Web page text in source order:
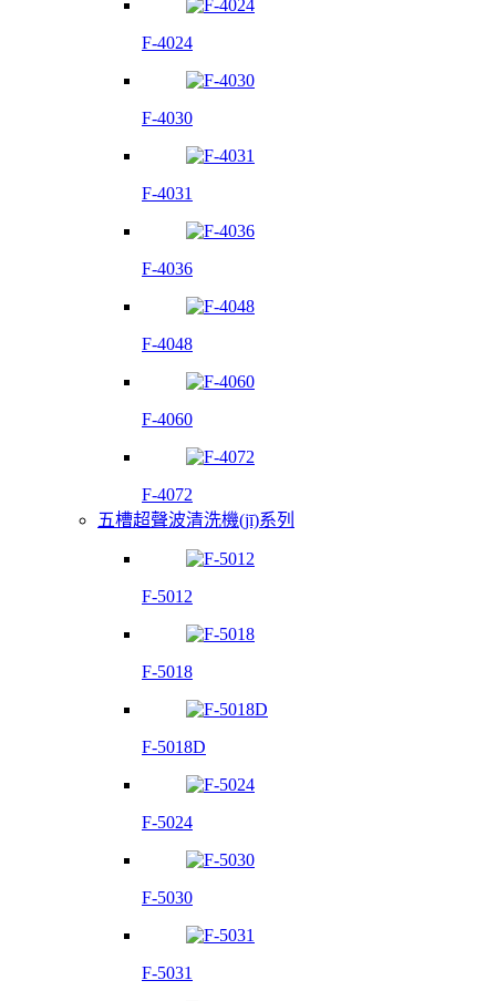
F-4024
F-4030
F-4031
F-4036
F-4048
F-4060
F-4072
五槽超聲波清洗機(jī)系列
F-5012
F-5018
F-5018D
F-5024
F-5030
F-5031